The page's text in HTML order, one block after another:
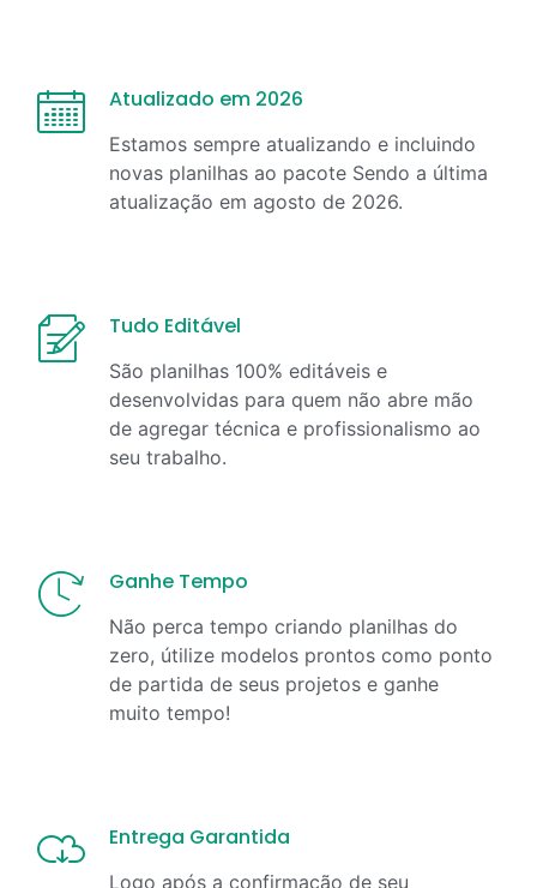
Atualizado em 2026
Estamos sempre atualizando e incluindo
novas planilhas ao pacote Sendo a última
atualização em agosto de 2026.
Tudo Editável
São planilhas 100% editáveis e
desenvolvidas para quem não abre mão
de agregar técnica e profissionalismo ao
seu trabalho.
Ganhe Tempo
Não perca tempo criando planilhas do
zero, útilize modelos prontos como ponto
de partida de seus projetos e ganhe
muito tempo!
Entrega Garantida
Logo após a confirmação de seu